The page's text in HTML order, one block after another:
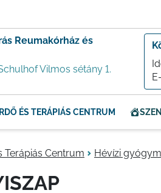
Reumakórház és
Vilmos sétány 1.
ÉS TERÁPIÁS CENTRUM
Terápiás Centrum Hévízi